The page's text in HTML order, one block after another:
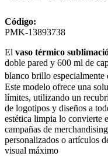
Código:
PMK-13893738
El vaso térmico
doble pared y 600 ml de
blanco brillo especialmente
Este modelo ofrece una
límites, utilizando un
de logotipos y diseños a
estética limpia lo convierte
campañas de
personalizados o artículos
visual máximo